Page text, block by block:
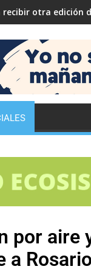
otra edición
por aire
a Rosario